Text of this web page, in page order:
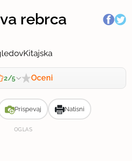
rebrca
Kitajska
2/5 Oceni
Prispevaj Natisni
OGLAS